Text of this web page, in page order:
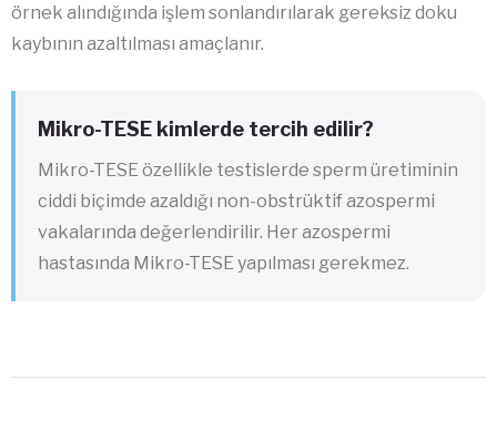
örnek alındığında işlem sonlandırılarak gereksiz doku
kaybının azaltılması amaçlanır.
Mikro-TESE kimlerde tercih edilir?
Mikro-TESE özellikle testislerde sperm üretiminin
ciddi biçimde azaldığı non-obstrüktif azospermi
vakalarında değerlendirilir. Her azospermi
hastasında Mikro-TESE yapılması gerekmez.